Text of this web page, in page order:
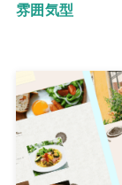
雰囲気型